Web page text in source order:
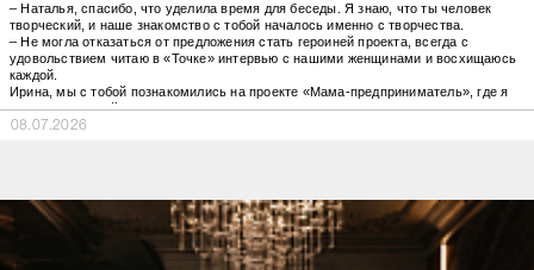
– Наталья, спасибо, что уделила время для беседы. Я знаю, что ты человек
творческий, и наше знакомство с тобой началось именно с творчества.
– Не могла отказаться от предложения стать героиней проекта, всегда с
удовольствием читаю в «Точке» интервью с нашими женщинами и восхищаюсь
каждой.
Ирина, мы с тобой познакомились на проекте «Мама-предприниматель», где я
была участницей, а ты учила нас публичным выступлениям. Я тогда
представляла свою мастерскую необычных свечей. Творчество – это мой
действовала. От горящей свечи исходила такая положительная энергия, что не
хотелось её задувать.
– Я очень рада, что угадала с подарком и, главное, смогла вызвать
положительные эмоции.
08.07.2026